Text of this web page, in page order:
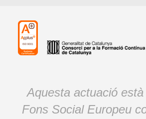
Aquesta actuació
Fons Social Europeu